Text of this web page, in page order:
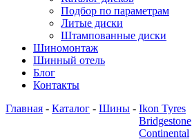
Подбор по параметрам
Литые диски
Штампованные диски
Шиномонтаж
Шинный отель
Блог
Контакты
Главная - Каталог - Шины - Ikon Tyres
Bridgestone
Continental